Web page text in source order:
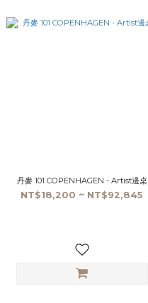
丹麥 101 COPENHAGEN - Artist邊桌
NT$18,200 ~ NT$92,845